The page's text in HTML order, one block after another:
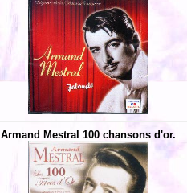
Armand Mestral 100 chansons d'or.